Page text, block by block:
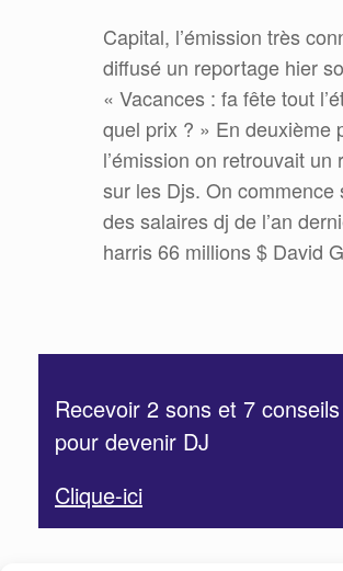
Capital, l’émission très
diffusé un reportage hier
« Vacances : fa fête tout
quel prix ? » En deuxième
l’émission on retrouvait un
sur les Djs. On commence
des salaires dj de l’an
harris 66 millions $ David
Recevoir 2 sons et 7
pour devenir DJ
Clique-ici